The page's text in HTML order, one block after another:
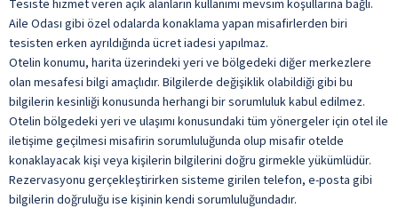
Tesiste hizmet veren açık alanların kullanımı mevsim koşullarına bağlı.
Aile Odası gibi özel odalarda konaklama yapan misafirlerden biri
tesisten erken ayrıldığında ücret iadesi yapılmaz.
Otelin konumu, harita üzerindeki yeri ve bölgedeki diğer merkezlere
olan mesafesi bilgi amaçlıdır. Bilgilerde değişiklik olabildiği gibi bu
bilgilerin kesinliği konusunda herhangi bir sorumluluk kabul edilmez.
Otelin bölgedeki yeri ve ulaşımı konusundaki tüm yönergeler için otel ile
iletişime geçilmesi misafirin sorumluluğunda olup misafir otelde
konaklayacak kişi veya kişilerin bilgilerini doğru girmekle yükümlüdür.
Rezervasyonu gerçekleştirirken sisteme girilen telefon, e-posta gibi
bilgilerin doğruluğu ise kişinin kendi sorumluluğundadır.